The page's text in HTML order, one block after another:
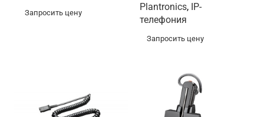
Запросить цену
Plantronics, IP-
телефония
Запросить цену